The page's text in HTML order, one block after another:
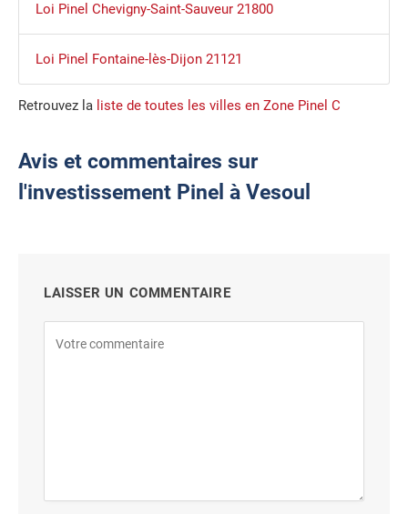
Loi Pinel Chevigny-Saint-Sauveur 21800
Loi Pinel Fontaine-lès-Dijon 21121
Retrouvez la liste de toutes les villes en Zone Pinel C
Avis et commentaires sur
l'investissement Pinel à Vesoul
LAISSER UN COMMENTAIRE